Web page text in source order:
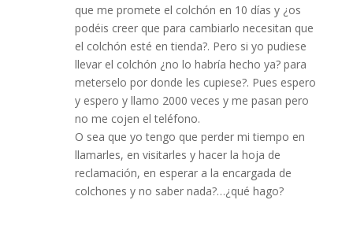
que me promete el colchón en 10 días y ¿os
podéis creer que para cambiarlo necesitan que
el colchón esté en tienda?. Pero si yo pudiese
llevar el colchón ¿no lo habría hecho ya? para
meterselo por donde les cupiese?. Pues espero
y espero y llamo 2000 veces y me pasan pero
no me cojen el teléfono.
O sea que yo tengo que perder mi tiempo en
llamarles, en visitarles y hacer la hoja de
reclamación, en esperar a la encargada de
colchones y no saber nada?…¿qué hago?